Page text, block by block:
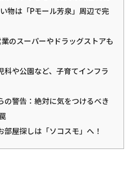
物は「Pモール芳泉」周辺で完
のスーパーやドラッグストアも
科や公園など、子育てインフラ
の警告：絶対に気をつけるべき
部屋探しは「ソコスモ」へ！